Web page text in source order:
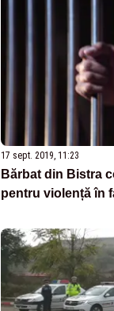
17 sept. 2019, 11:23
Bărbat din Bistra
pentru violență în